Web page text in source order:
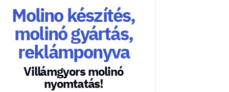
Molino készítés,
molinó gyártás,
reklámponyva
Villámgyors molinó
nyomtatás!